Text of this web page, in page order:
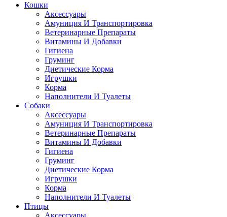
Кошки
Аксессуары
Амуниция И Транспортировка
Ветеринарные Препараты
Витамины И Добавки
Гигиена
Груминг
Диетические Корма
Игрушки
Корма
Наполнители И Туалеты
Собаки
Аксессуары
Амуниция И Транспортировка
Ветеринарные Препараты
Витамины И Добавки
Гигиена
Груминг
Диетические Корма
Игрушки
Корма
Наполнители И Туалеты
Птицы
Аксессуары